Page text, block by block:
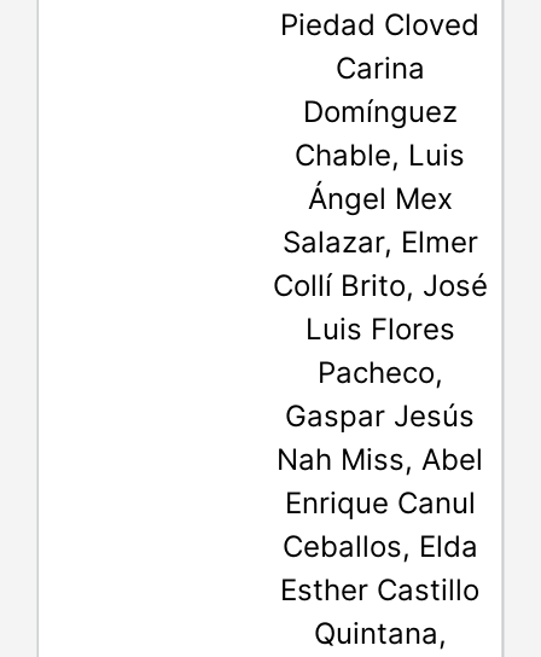
Piedad Cloved
Carina
Domínguez
Chable, Luis
Ángel Mex
Salazar, Elmer
Collí Brito, José
Luis Flores
Pacheco,
Gaspar Jesús
Nah Miss, Abel
Enrique Canul
Ceballos, Elda
Esther Castillo
Quintana,